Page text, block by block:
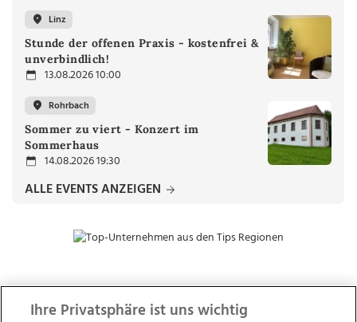
Linz
Stunde der offenen Praxis - kostenfrei &
unverbindlich!
13.08.2026 10:00
Rohrbach
Sommer zu viert - Konzert im
Sommerhaus
14.08.2026 19:30
ALLE EVENTS ANZEIGEN
ZUR NACHRICHTENÜBERSICHT
Ihre Privatsphäre ist uns wichtig